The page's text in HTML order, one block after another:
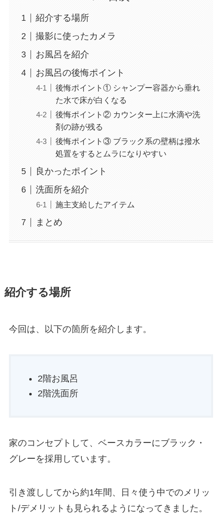
紹介する場所
撮影に使ったカメラ
お風呂を紹介
お風呂の後悔ポイント
後悔ポイント① シャンプー容器から垂れ
た水で床が白くなる
後悔ポイント② カウンター上に水滴や洗
剤の跡が残る
後悔ポイント③ ブラック系の壁柄は撥水
処置をするとムラになりやすい
良かったポイント
洗面所を紹介
施主支給したアイテム
まとめ
紹介する場所
今回は、以下の箇所を紹介します。
2階お風呂
2階洗面所
家のコンセプトして、ベースカラーにブラック・
グレーを採用しています。
引き渡ししてから約1年間、日々使う中でのメリッ
ト/デメリットも見られるようになってきました。